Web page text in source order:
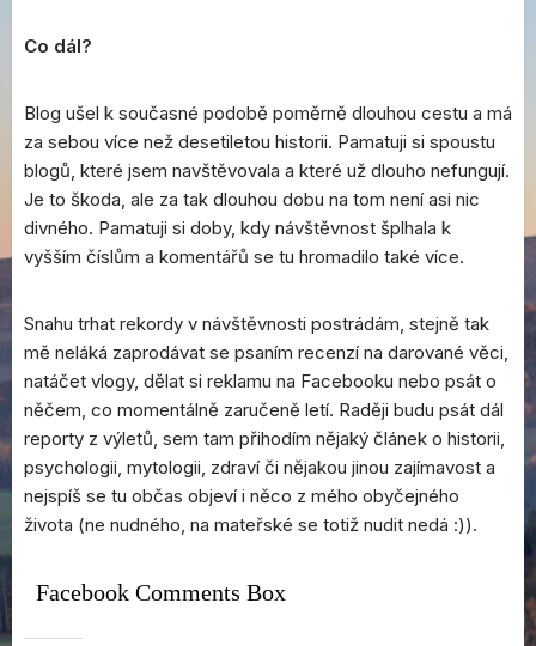
Co dál?
Blog ušel k současné podobě poměrně dlouhou cestu a má
za sebou více než desetiletou historii. Pamatuji si spoustu
blogů, které jsem navštěvovala a které už dlouho nefungují.
Je to škoda, ale za tak dlouhou dobu na tom není asi nic
divného. Pamatuji si doby, kdy návštěvnost šplhala k
vyšším číslům a komentářů se tu hromadilo také více.
Snahu trhat rekordy v návštěvnosti postrádám, stejně tak
mě neláká zaprodávat se psaním recenzí na darované věci,
natáčet vlogy, dělat si reklamu na Facebooku nebo psát o
něčem, co momentálně zaručeně letí. Raději budu psát dál
reporty z výletů, sem tam přihodím nějaký článek o historii,
psychologii, mytologii, zdraví či nějakou jinou zajímavost a
nejspíš se tu občas objeví i něco z mého obyčejného
života (ne nudného, na mateřské se totiž nudit nedá :)).
Facebook Comments Box